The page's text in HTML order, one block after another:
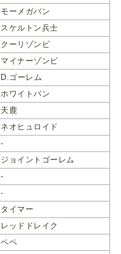
モーメガバン
スケルトン兵士
クーリゾンビ
マイナーゾンビ
D.ゴーレム
ホワイトパン
天鹿
ネオヒュロイド
-
ジョイントゴーレム
-
-
タイマー
レッドドレイク
ペペ